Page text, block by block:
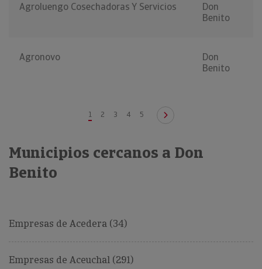
Agroluengo Cosechadoras Y Servicios
Don
Benito
Agronovo
Don
Benito
1 2 3 4 5
Municipios cercanos a Don
Benito
Empresas de Acedera (34)
Empresas de Aceuchal (291)